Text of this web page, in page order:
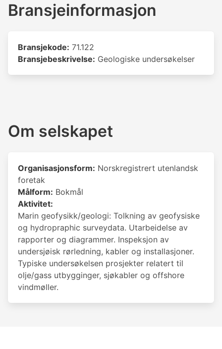
Bransjeinformasjon
Bransjekode: 71.122
Bransjebeskrivelse: Geologiske undersøkelser
Om selskapet
Organisasjonsform: Norskregistrert utenlandsk
foretak
Målform: Bokmål
Aktivitet:
Marin geofysikk/geologi: Tolkning av geofysiske
og hydropraphic surveydata. Utarbeidelse av
rapporter og diagrammer. Inspeksjon av
undersjøisk rørledning, kabler og installasjoner.
Typiske undersøkelsen prosjekter relatert til
olje/gass utbygginger, sjøkabler og offshore
vindmøller.